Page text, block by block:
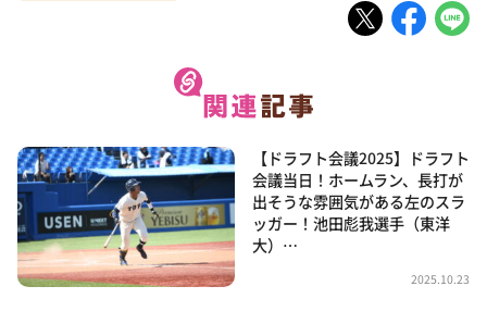
【ドラフト会議2025】ドラフト
会議当日！ホームラン、長打が
出そうな雰囲気がある左のスラ
ッガー！池田彪我選手（東洋
大）…
2025.10.23